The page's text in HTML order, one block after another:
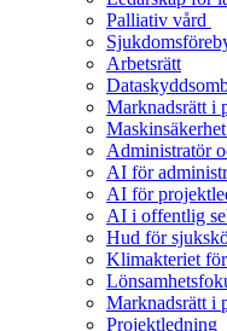
Palliativ vård
Arbetsrätt
Marknadsrätt i
Administratör
AI för
AI för
AI i offentlig
Hud för
Klimakteriet
Marknadsrätt i
Projektledning